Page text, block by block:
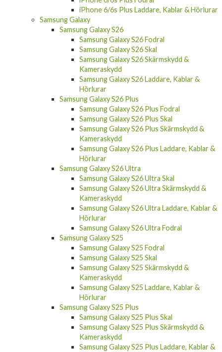
iPhone 6/6s Plus Laddare, Kablar & Hörlurar
Samsung Galaxy
Samsung Galaxy S26
Samsung Galaxy S26 Fodral
Samsung Galaxy S26 Skal
Samsung Galaxy S26 Skärmskydd &
Kameraskydd
Samsung Galaxy S26 Laddare, Kablar &
Hörlurar
Samsung Galaxy S26 Plus
Samsung Galaxy S26 Plus Fodral
Samsung Galaxy S26 Plus Skal
Samsung Galaxy S26 Plus Skärmskydd &
Kameraskydd
Samsung Galaxy S26 Plus Laddare, Kablar &
Hörlurar
Samsung Galaxy S26 Ultra
Samsung Galaxy S26 Ultra Skal
Samsung Galaxy S26 Ultra Skärmskydd &
Kameraskydd
Samsung Galaxy S26 Ultra Laddare, Kablar &
Hörlurar
Samsung Galaxy S26 Ultra Fodral
Samsung Galaxy S25
Samsung Galaxy S25 Fodral
Samsung Galaxy S25 Skal
Samsung Galaxy S25 Skärmskydd &
Kameraskydd
Samsung Galaxy S25 Laddare, Kablar &
Hörlurar
Samsung Galaxy S25 Plus
Samsung Galaxy S25 Plus Skal
Samsung Galaxy S25 Plus Skärmskydd &
Kameraskydd
Samsung Galaxy S25 Plus Laddare, Kablar &